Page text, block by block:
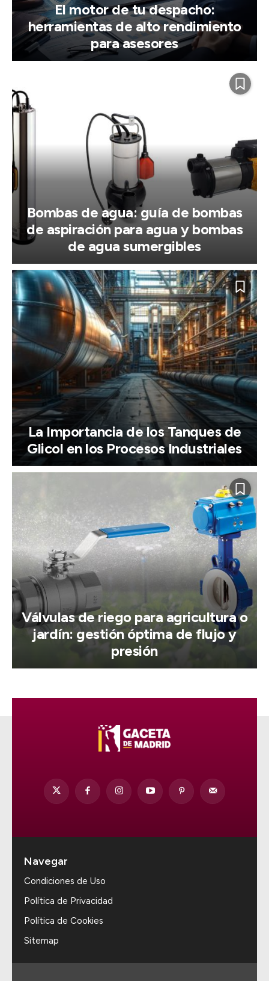
El motor de tu despacho:
herramientas de alto rendimiento
para asesores
Bombas de agua: guía de bombas
de aspiración para agua y bombas
de agua sumergibles
La Importancia de los Tanques de
Glicol en los Procesos Industriales
Válvulas de riego para agricultura o
jardín: gestión óptima de flujo y
presión
Navegar
Condiciones de Uso
Política de Privacidad
Política de Cookies
Sitemap